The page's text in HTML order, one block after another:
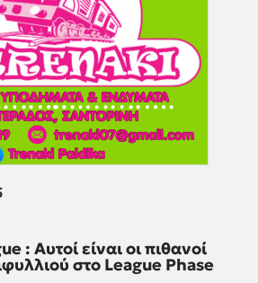
: Αυτοί είναι οι πιθανοί
στο League Phase